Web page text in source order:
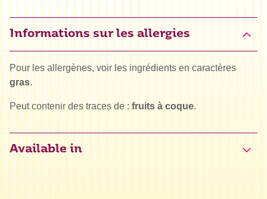
Informations sur les allergies
Pour les allergènes, voir les ingrédients en caractères
gras.
Peut contenir des traces de : fruits à coque.
Available in